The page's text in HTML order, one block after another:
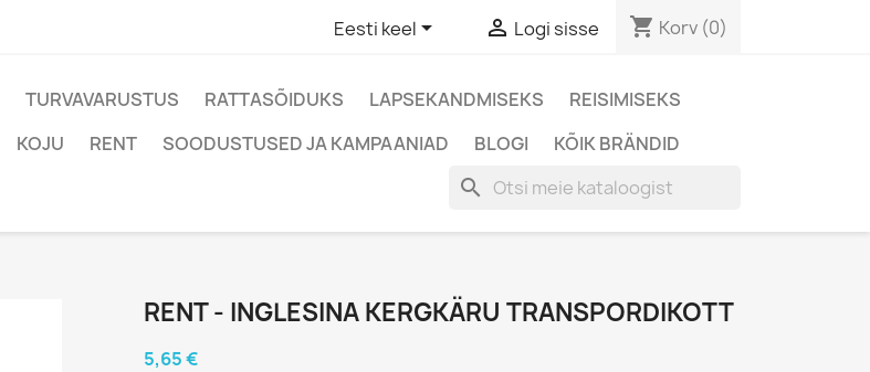
Eesti keel  Logi sisse shopping_cart Korv (0)
TURVAVARUSTUS RATTASÕIDUKS LAPSEKANDMISEKS
REISIMISEKS
KOJU RENT SOODUSTUSED JA KAMPAANIAD BLOGI KÕIK BRÄNDID
search
RENT - INGLESINA KERGKÄRU TRANSPORDIKOTT
5,65 €